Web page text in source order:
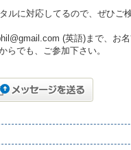
に対応してるので、ぜひご
(英語)まで、お
らでも、ご参加下さい。